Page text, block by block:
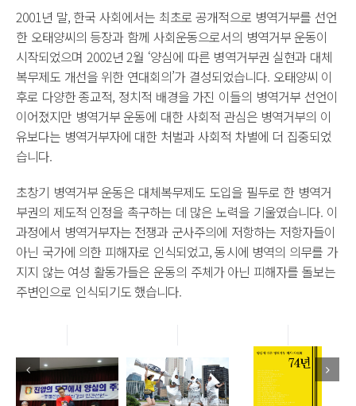
2001년 말, 한국 사회에서는 최초로 공개적으로 병역거부를 선언
한 오태양씨의 등장과 함께 사회운동으로서의 병역거부 운동이
시작되었으며 2002년 2월 ‘양심에 따른 병역거부권 실현과 대체
복무제도 개선을 위한 연대회의’가 결성되었습니다. 오태양씨 이
후로 다양한 종교적, 정치적 배경을 가진 이들의 병역거부 선언이
이어졌지만 병역거부 운동에 대한 사회적 관심은 병역거부의 이
유보다는 병역거부자에 대한 처벌과 사회적 차별에 더 집중되었
습니다.
초창기 병역거부 운동은 대체복무제도 도입을 필두로 한 병역거
부권의 제도적 인정을 촉구하는 데 많은 노력을 기울였습니다. 이
과정에서 병역거부자는 전쟁과 군사주의에 저항하는 저항자들이
아닌 국가에 의한 피해자로 인식되었고, 동시에 병역의 의무를 가
지지 않는 여성 활동가들은 운동의 주체가 아닌 피해자를 돌보는
주변인으로 인식되기도 했습니다.